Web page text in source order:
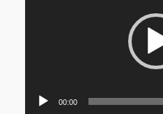
00:00